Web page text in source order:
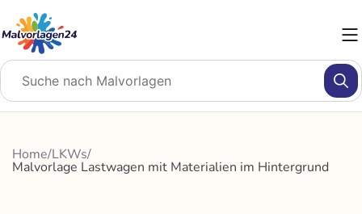
Inhalt
springen
Home/LKWs/
Malvorlage Lastwagen mit Materialien im Hintergrund